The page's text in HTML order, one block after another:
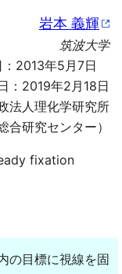
岩本 義輝
筑波大学
2013年5月7日
：2019年2月18日
法人理化学研究所
合研究センター）
fixation
の目標に視線を固